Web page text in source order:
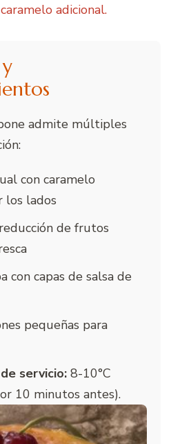
adicional.
admite múltiples
con caramelo
los lados
de frutos
con capas de salsa de
pequeñas para
servicio: 8-10°C
10 minutos antes).